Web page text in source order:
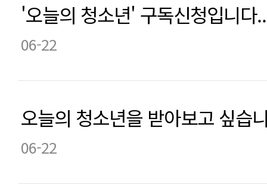
'오늘의 청소년' 구독신청입니
06-22
오늘의 청소년을 받아보고 싶습
06-22